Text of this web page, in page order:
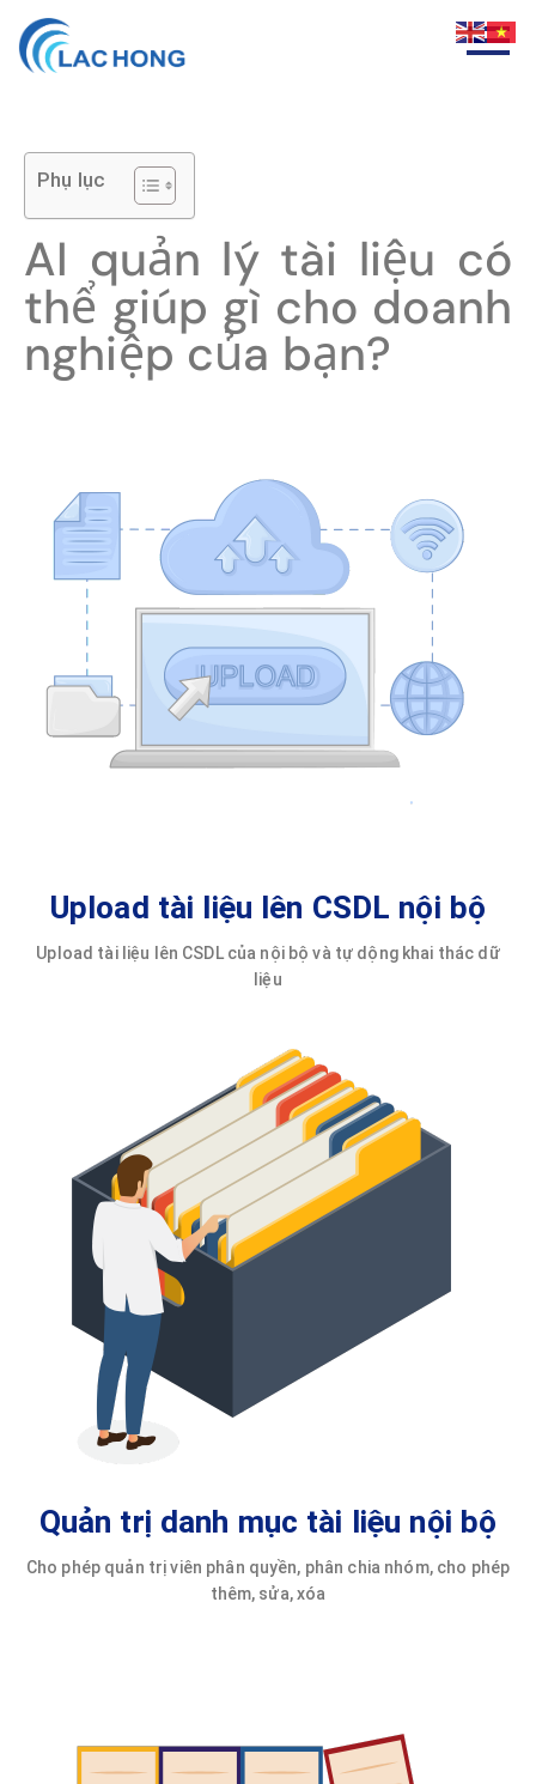
Phụ lục
AI quản lý tài liệu có
thể giúp gì cho doanh
nghiệp của bạn?
Upload tài liệu lên CSDL nội bộ
Upload tài liệu lên CSDL của nội bộ và tự dộng khai thác dữ
liệu
Quản trị danh mục tài liệu nội bộ
Cho phép quản trị viên phân quyền, phân chia nhóm, cho phép
thêm, sửa, xóa